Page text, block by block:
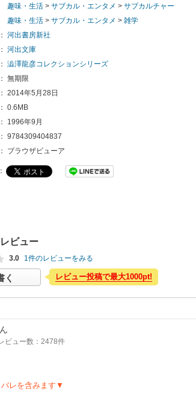
趣味・生活 > サブカル・エンタメ > サブカルチャー
趣味・生活 > サブカル・エンタメ > 雑学
： 河出書房新社
： 河出文庫
： 澁澤龍彦コレクションシリーズ
： 無期限
： 2014年5月28日
： 0.6MB
：
1996年9月
： 9784309404837
： ブラウザビューア
：
ビュー
3.0 1件のレビューをみる
く レビュー投稿で最大1000pt!
ビュー数：2478件
レを含みます▼